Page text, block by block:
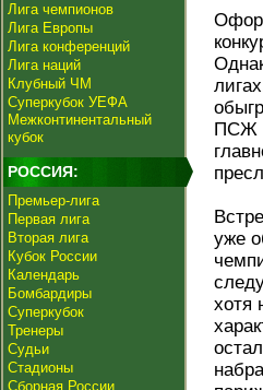
Лига чемпионов
Лига Европы
Лига конференций
Лига наций
Клубный ЧМ
Суперкубок УЕФА
Межконтинентальный
кубок
РОССИЯ:
Премьер-лига
Первая лига
Вторая лига
Кубок России
Календарь
Бомбардиры
Суперкубок
Тренеры
Судьи
Стадионы
Сборная России
ПСЖ
уже
хотя